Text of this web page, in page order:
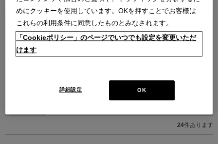
24件あります
めにクッキーを使用しています。OKを押すことでお客様は
これらの利用条件に同意したものとみなされます。
「Cookieポリシー」のページでいつでも設定を変更いただ
けます
OK
詳細設定